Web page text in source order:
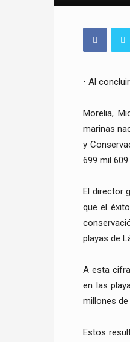
• Al
Morelia,
marinas
y
699 mil
El director
que el
playas de
A esta
en las
millones
Estos